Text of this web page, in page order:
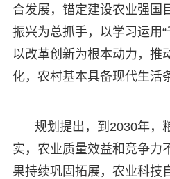
合发展，锚定建设农业强国
振兴为总抓手，以学习运用“
以改革创新为根本动力，推
化，农村基本具备现代生活
规划提出，到2030年，
实，农业质量效益和竞争力
果持续巩固拓展，农业科技